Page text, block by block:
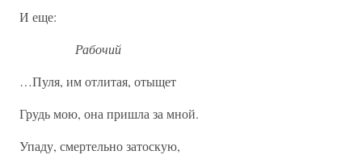
И еще:
Рабочий
…Пуля, им отлитая, отыщет
Грудь мою, она пришла за мной.
Упаду, смертельно затоскую,